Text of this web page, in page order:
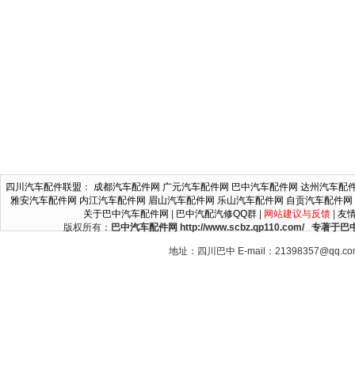
四川汽车配件联盟 ： 成都汽车配件网 广元汽车配件网 巴中汽车配件网 达州汽车配
雅安汽车配件网 内江汽车配件网 眉山汽车配件网 乐山汽车配件网 自贡汽车配件网
关于巴中汽车配件网
巴中汽配汽修QQ群| 网站建议与反馈| 友
版权所有： 巴中汽车配件网 http://www.scbz.qp110.com/ 专著于巴
地址：四川巴中 E-mail：